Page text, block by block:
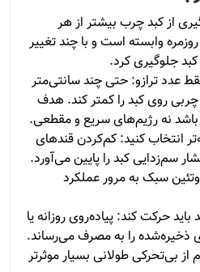
از کبد چرب بیشتر از هر
وابسته است و با چند تغییر
جلوگیری کرد.
عدد ترازو: حتی چند سانتی‌متر
روی کبد را کمتر کند. هدف
باشد نه رژیم‌های سریع و مقطعی.
انتخاب کنید: کم‌کردن قندهای
سم‌زدایی کبد را پایین می‌آورد.
سبک به مرور عملکرد
حرکت کند: پیاده‌روی روزانه یا
ذخیره‌شده را به مصرف می‌رساند.
بی‌تحرکی طولانی بسیار موثرتر